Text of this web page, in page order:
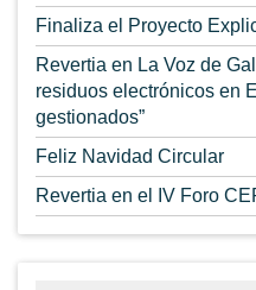
Finaliza el Proyecto
Revertia en La Voz de
residuos electrónicos en
gestionados”
Feliz Navidad Circular
Revertia en el IV Foro